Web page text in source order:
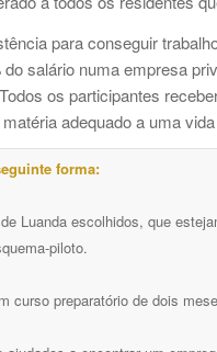
para conseguir
salário numa empresa
os participantes
adequado a uma
forma:
Luanda escolhidos, que
piloto.
curso preparatório de dois